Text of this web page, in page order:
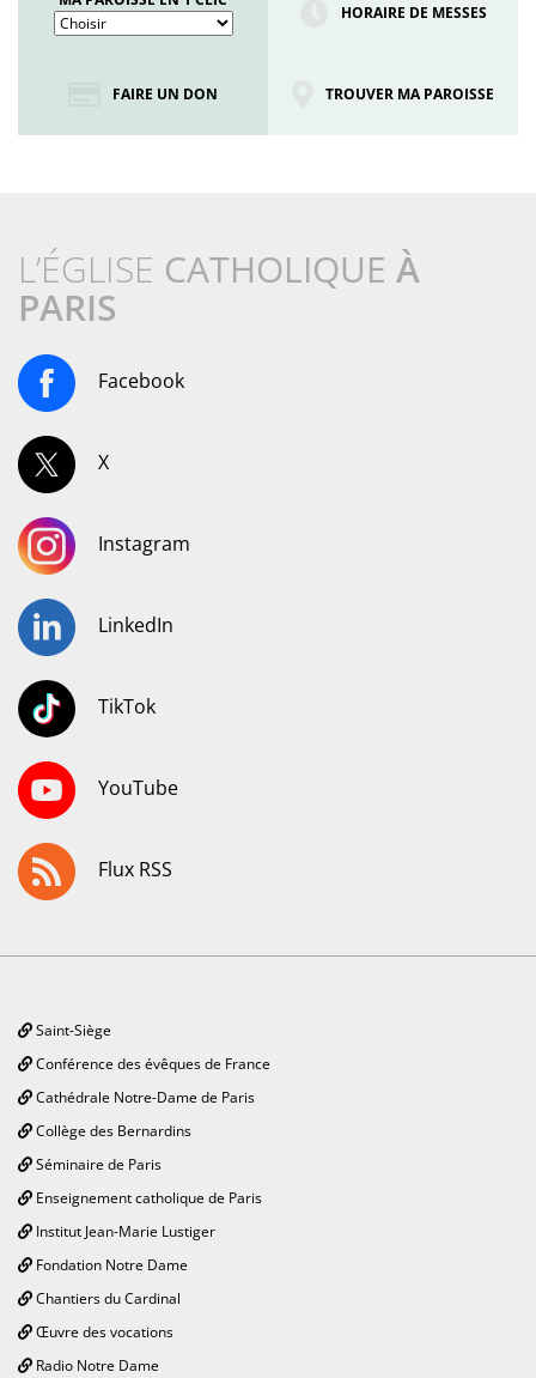
HORAIRE DE MESSES
FAIRE UN DON TROUVER MA PAROISSE
L’ÉGLISE CATHOLIQUE À
PARIS
Facebook
X
Instagram
LinkedIn
TikTok
YouTube
Flux RSS
Saint-Siège
Conférence des évêques de France
Cathédrale Notre-Dame de Paris
Collège des Bernardins
Séminaire de Paris
Enseignement catholique de Paris
Institut Jean-Marie Lustiger
Fondation Notre Dame
Chantiers du Cardinal
Œuvre des vocations
Radio Notre Dame